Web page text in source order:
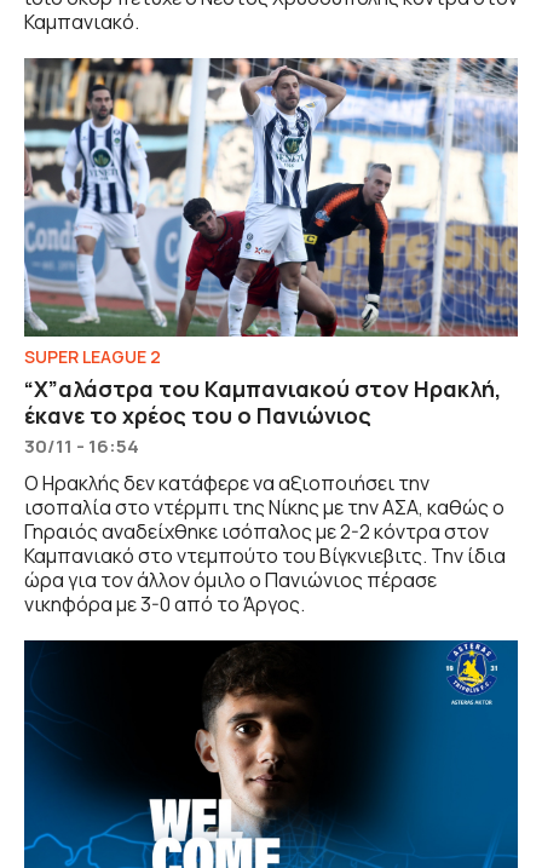
Καμπανιακό.
SUPER LEAGUE 2
“Χ”αλάστρα του Καμπανιακού στον Ηρακλή,
έκανε το χρέος του ο Πανιώνιος
30/11 - 16:54
Ο Ηρακλής δεν κατάφερε να αξιοποιήσει την
ισοπαλία στο ντέρμπι της Νίκης με την ΑΣΑ, καθώς ο
Γηραιός αναδείχθηκε ισόπαλος με 2-2 κόντρα στον
Καμπανιακό στο ντεμπούτο του Βίγκνιεβιτς. Την ίδια
ώρα για τον άλλον όμιλο ο Πανιώνιος πέρασε
νικηφόρα με 3-0 από το Άργος.